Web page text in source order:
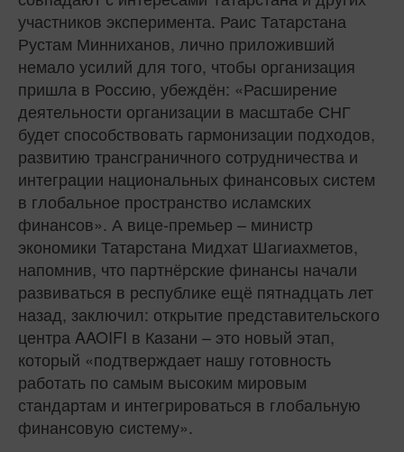
участников эксперимента. Раис Татарстана
Рустам Минниханов, лично приложивший
немало усилий для того, чтобы организация
пришла в Россию, убеждён: «Расширение
деятельности организации в масштабе СНГ
будет способствовать гармонизации подходов,
развитию трансграничного сотрудничества и
интеграции национальных финансовых систем
в глобальное пространство исламских
финансов». А вице-премьер – министр
экономики Татарстана Мидхат Шагиахметов,
напомнив, что партнёрские финансы начали
развиваться в республике ещё пятнадцать лет
назад, заключил: открытие представительского
центра AAOIFI в Казани – это новый этап,
который «подтверждает нашу готовность
работать по самым высоким мировым
стандартам и интегрироваться в глобальную
финансовую систему».